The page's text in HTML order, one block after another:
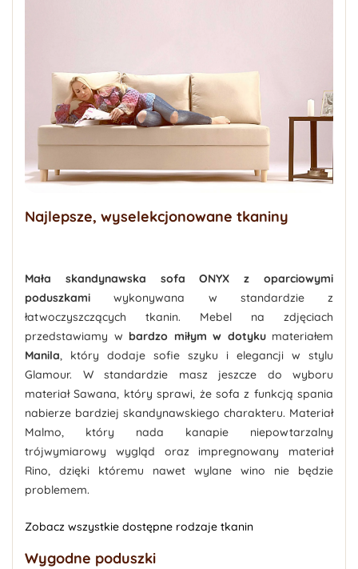
Najlepsze, wyselekcjonowane tkaniny
Mała skandynawska sofa ONYX z oparciowymi
poduszkamiwykonywana w standardzie z
łatwoczyszczących tkanin. Mebel na zdjęciach
przedstawiamy w bardzo miłym w dotykumateriałem
Manila, który dodaje sofie szyku i elegancji w stylu
Glamour. W standardzie masz jeszcze do wyboru
materiał Sawana, który sprawi, że sofa z funkcją spania
nabierze bardziej skandynawskiego charakteru. Materiał
Malmo, który nada kanapie niepowtarzalny
trójwymiarowy wygląd oraz impregnowany materiał
Rino, dzięki któremu nawet wylane wino nie będzie
problemem.
Zobacz wszystkie dostępne rodzaje tkanin
Wygodne poduszki